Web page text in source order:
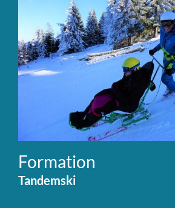
Formation
Tandemski